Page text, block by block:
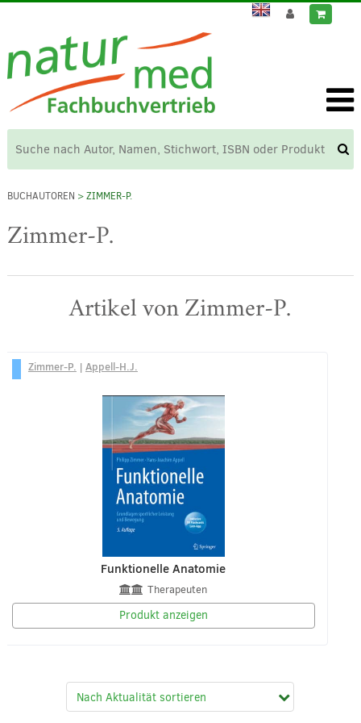
BUCHAUTOREN > ZIMMER-P.
Zimmer-P.
Artikel von Zimmer-P.
Zimmer-P. | Appell-H.J.
Funktionelle Anatomie
Therapeuten
Produkt anzeigen